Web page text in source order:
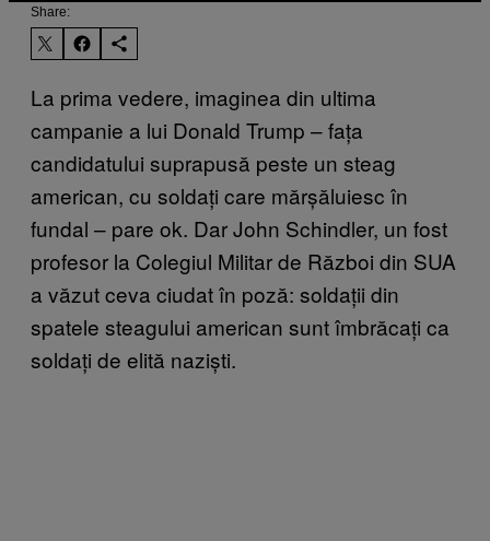
Share:
La prima vedere, imaginea din ultima
campanie a lui Donald Trump – fața
candidatului suprapusă peste un steag
american, cu soldați care mărșăluiesc în
fundal – pare ok. Dar John Schindler, un fost
profesor la Colegiul Militar de Război din SUA
a văzut ceva ciudat în poză: soldații din
spatele steagului american sunt îmbrăcați ca
soldați de elită naziști.